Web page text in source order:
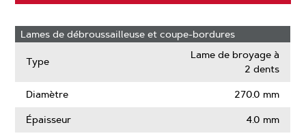
Lames de débroussailleuse et coupe-bordures
Type
Lame de broyage à
2 dents
Diamètre 270.0 mm
Épaisseur 4.0 mm